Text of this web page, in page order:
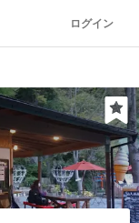
ログイン